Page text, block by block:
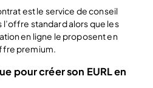
est le service de conseil
standard alors que les
en ligne le proposent en
premium.
pour créer son EURL en